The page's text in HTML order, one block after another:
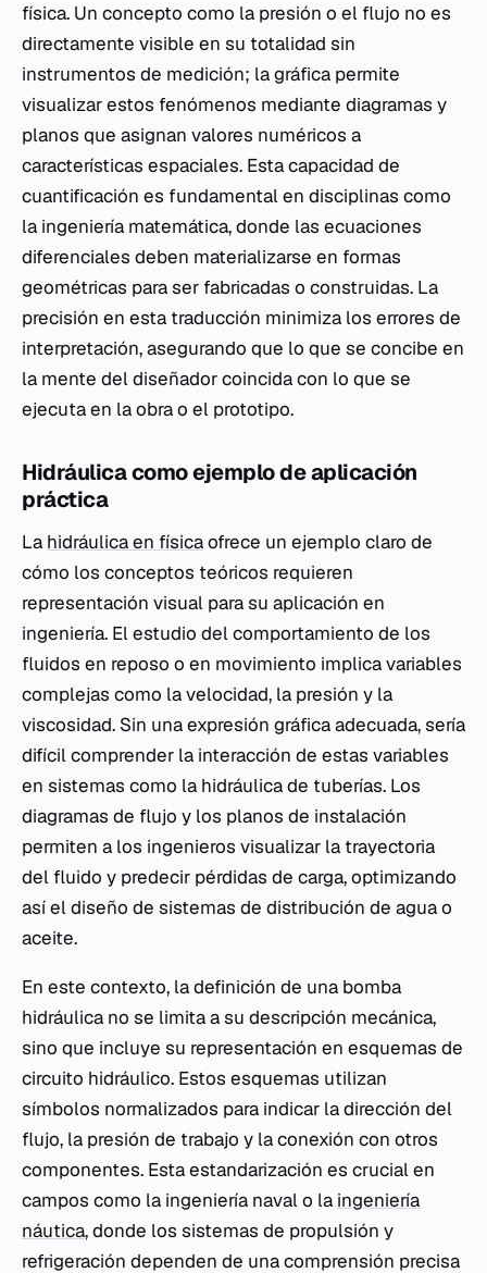
física. Un concepto como la presión o el flujo no es
directamente visible en su totalidad sin
instrumentos de medición; la gráfica permite
visualizar estos fenómenos mediante diagramas y
planos que asignan valores numéricos a
características espaciales. Esta capacidad de
cuantificación es fundamental en disciplinas como
la ingeniería matemática, donde las ecuaciones
diferenciales deben materializarse en formas
geométricas para ser fabricadas o construidas. La
precisión en esta traducción minimiza los errores de
interpretación, asegurando que lo que se concibe en
la mente del diseñador coincida con lo que se
ejecuta en la obra o el prototipo.
Hidráulica como ejemplo de aplicación
práctica
La hidráulica en físicaofrece un ejemplo claro de
cómo los conceptos teóricos requieren
representación visual para su aplicación en
ingeniería. El estudio del comportamiento de los
fluidos en reposo o en movimiento implica variables
complejas como la velocidad, la presión y la
viscosidad. Sin una expresión gráfica adecuada, sería
difícil comprender la interacción de estas variables
en sistemas como la hidráulica de tuberías. Los
diagramas de flujo y los planos de instalación
permiten a los ingenieros visualizar la trayectoria
del fluido y predecir pérdidas de carga, optimizando
así el diseño de sistemas de distribución de agua o
aceite.
En este contexto, la definición de una bomba
hidráulica no se limita a su descripción mecánica,
sino que incluye su representación en esquemas de
circuito hidráulico. Estos esquemas utilizan
símbolos normalizados para indicar la dirección del
flujo, la presión de trabajo y la conexión con otros
componentes. Esta estandarización es crucial en
campos como la ingeniería naval o la ingeniería
náutica, donde los sistemas de propulsión y
refrigeración dependen de una comprensión precisa